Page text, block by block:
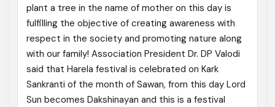
plant a tree in the name of mother on this day is
fulfilling the objective of creating awareness with
respect in the society and promoting nature along
with our family! Association President Dr. DP Valodi
said that Harela festival is celebrated on Kark
Sankranti of the month of Sawan, from this day Lord
Sun becomes Dakshinayan and this is a festival